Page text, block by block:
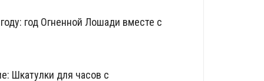
год Огненной Лошади вместе с
Шкатулки для часов с